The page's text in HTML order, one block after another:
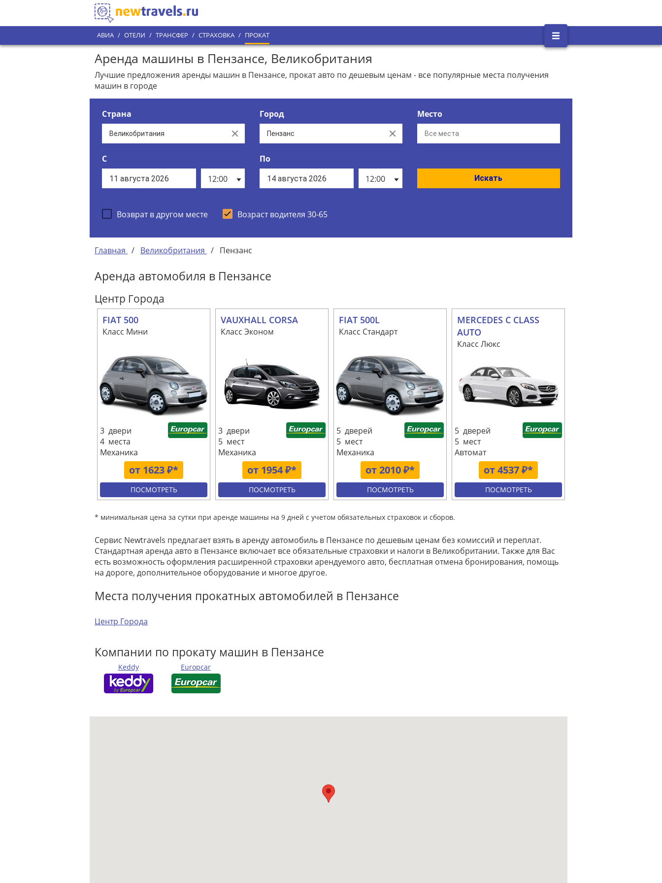
АВИА / ОТЕЛИ / ТРАНСФЕР / СТРАХОВКА / ПРОКАТ
Аренда машины в Пензансе, Великобритания
Лучшие предложения аренды машин в Пензансе, прокат авто по дешевым ценам - все популярные места получения
машин в городе
Страна
Clear
Город
Clear
Место
С
12:00
По
12:00
Искать
Возврат в другом месте Возраст водителя 30-65
Главная / Великобритания / Пензанс
Аренда автомобиля в Пензансе
Центр Города
FIAT 500
Класс Мини
от 1623 ₽*
3 двери
4 места
Механика
ПОСМОТРЕТЬ
VAUXHALL CORSA
Класс Эконом
от 1954 ₽*
3 двери
5 мест
Механика
ПОСМОТРЕТЬ
FIAT 500L
Класс Стандарт
от 2010 ₽*
5 дверей
5 мест
Механика
ПОСМОТРЕТЬ
MERCEDES C CLASS
AUTO
Класс Люкс
от 4537 ₽*
5 дверей
5 мест
Автомат
ПОСМОТРЕТЬ
* минимальная цена за сутки при аренде машины на 9 дней с учетом обязательных страховок и сборов.
Сервис Newtravels предлагает взять в аренду автомобиль в Пензансе по дешевым ценам без комиссий и переплат.
Стандартная аренда авто в Пензансе включает все обязательные страховки и налоги в Великобритании. Также для Вас
есть возможность оформления расширенной страховки арендуемого авто, бесплатная отмена бронирования, помощь
на дороге, дополнительное оборудование и многое другое.
Места получения прокатных автомобилей в Пензансе
Центр Города
Компании по прокату машин в Пензансе
Keddy Europcar